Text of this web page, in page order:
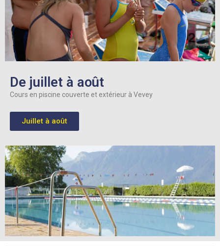
De juillet à août
Cours en piscine couverte et extérieur à Vevey
Juillet à août